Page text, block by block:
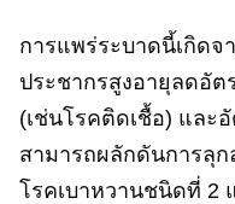
การแพร่ระบาดนี้เกิดจ
ประชากรสูงอายุลดอัต
(เช่นโรคติดเชื้อ) และ
สามารถผลักดันการลุ
โรคเบาหวานชนิดที่ 2